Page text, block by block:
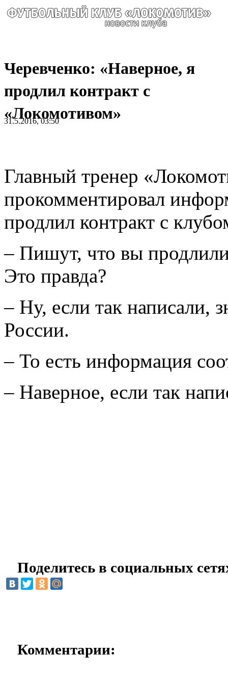
Черевченко: «Наверное, я
продлил контракт с
«Локомотивом»
31.5.2016, 03:50
Главный тренер
прокомментировал
продлил контракт с
– Пишут, что вы
Это правда?
– Ну, если так написали,
России.
– То есть информация
– Наверное, если так
Поделитесь в социальных
Комментарии: